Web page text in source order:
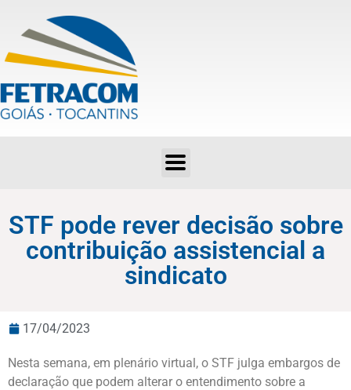
STF pode rever decisão sobre
contribuição assistencial a
sindicato
17/04/2023
Nesta semana, em plenário virtual, o STF julga embargos de
declaração que podem alterar o entendimento sobre a